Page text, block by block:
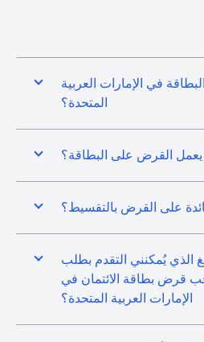
في الإمارات العربية
المتحدة؟
القرض على البطاقة؟
على القرض بالتقسيط؟
الذي يُمكنني التقدم بطلب
قرض بطاقة الائتمان في
الإمارات العربية المتحدة؟